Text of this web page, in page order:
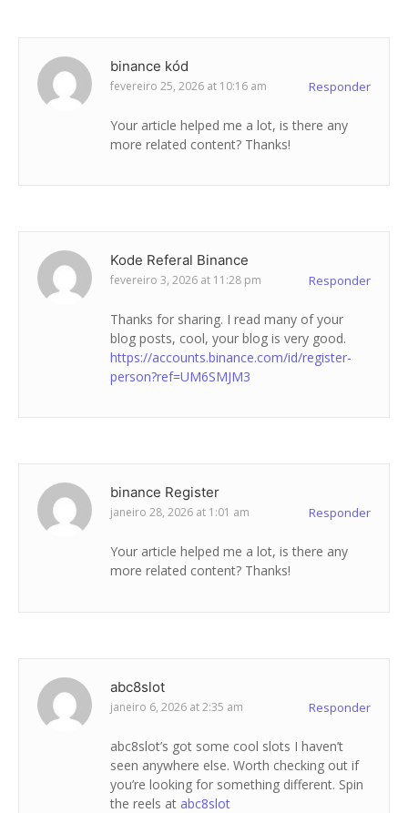
binance kód
fevereiro 25, 2026 at 10:16 am Responder
Your article helped me a lot, is there any
more related content? Thanks!
Kode Referal Binance
fevereiro 3, 2026 at 11:28 pm Responder
Thanks for sharing. I read many of your
blog posts, cool, your blog is very good.
https://accounts.binance.com/id/register-
person?ref=UM6SMJM3
binance Register
janeiro 28, 2026 at 1:01 am Responder
Your article helped me a lot, is there any
more related content? Thanks!
abc8slot
janeiro 6, 2026 at 2:35 am Responder
abc8slot’s got some cool slots I haven’t
seen anywhere else. Worth checking out if
you’re looking for something different. Spin
the reels at abc8slot